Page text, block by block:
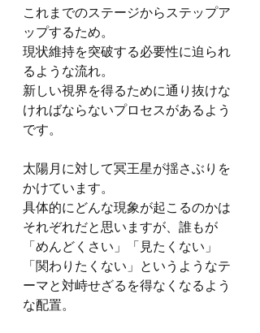
これまでのステージからステップア
ップするため。
現状維持を突破する必要性に迫られ
るような流れ。
新しい視界を得るために通り抜けな
ければならないプロセスがあるよう
です。
太陽月に対して冥王星が揺さぶりを
かけています。
具体的にどんな現象が起こるのかは
それぞれだと思いますが、誰もが
「めんどくさい」「見たくない」
「関わりたくない」というようなテ
ーマと対峙せざるを得なくなるよう
な配置。